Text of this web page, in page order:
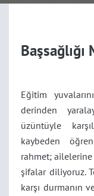
Başsağlığı
Eğitim
derinden
üzüntüyle
kaybeden
rahmet; ailelerine
şifalar diliyoruz.
karşı durmanın